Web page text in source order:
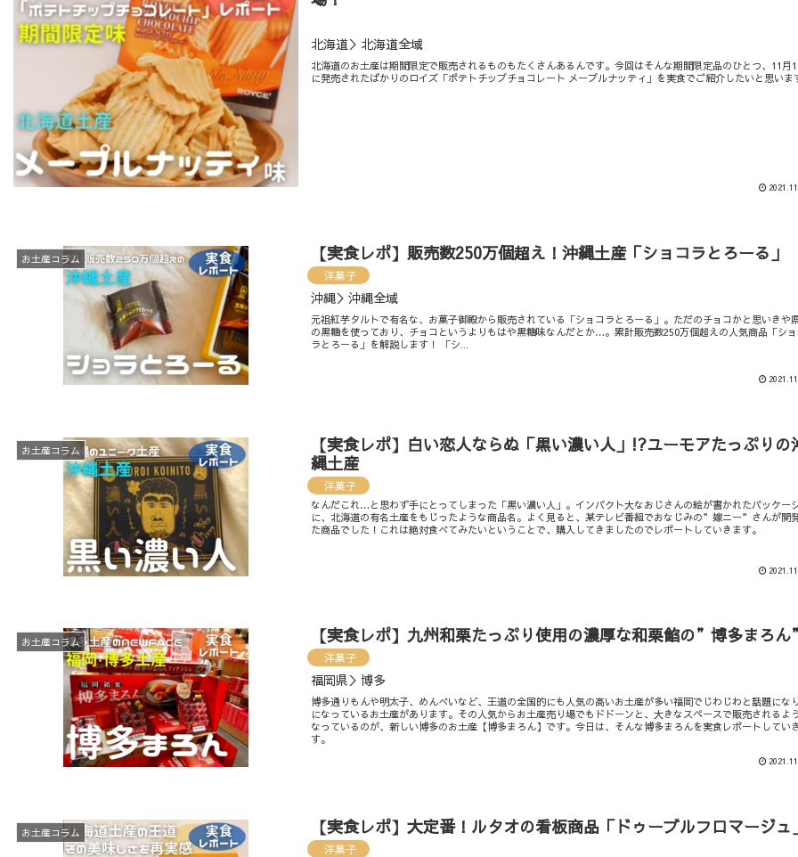
北海道＞北海道全域
北海道のお土産は期間限定で販売されるものもたくさんあるんです。今回はそんな期間限定品のひとつ、11月1
に発売されたばかりのロイズ「ポテトチップチョコレート メープルナッティ」を実食でご紹介したいと思いま
お土産コラム 【実食レポ】販売数250万個超え！沖縄土産「ショコラとろーる」
洋菓子
沖縄＞沖縄全域
元祖紅芋タルトで有名な、お菓子御殿から販売されている「ショコラとろーる」。ただのチョコかと思いきや
の黒糖を使っており、チョコというよりもはや黒糖味なんだとか…。累計販売数250万個超えの人気商品「ショ
ラとろーる」を解説します！ 「シ...
お土産コラム
【実食レポ】白い恋人ならぬ「黒い濃い人」!?ユーモアたっぷりの
縄土産
洋菓子
なんだこれ…と思わず手にとってしまった「黒い濃い人」。インパクト大なおじさんの絵が書かれたパッケー
に、北海道の有名土産をもじったような商品名。よく見ると、某テレビ番組でおなじみの”嫁ニー”さんが開
た商品でした！これは絶対食べてみたいということで、購入してきましたのでレポートしていきます。
お土産コラム 【実食レポ】九州和栗たっぷり使用の濃厚な和栗餡の”博多まろん”
洋菓子
福岡県＞博多
博多通りもんや明太子、めんべいなど、王道の全国的にも人気の高いお土産が多い福岡でじわじわと話題にな
になっているお土産があります。その人気からお土産売り場でもドドーンと、大きなスペースで販売されるよ
なっているのが、新しい博多のお土産【博多まろん】です。今日は、そんな博多まろんを実食レポートしてい
す。
お土産コラム 【実食レポ】大定番！ルタオの看板商品「ドゥーブルフロマージュ
洋菓子